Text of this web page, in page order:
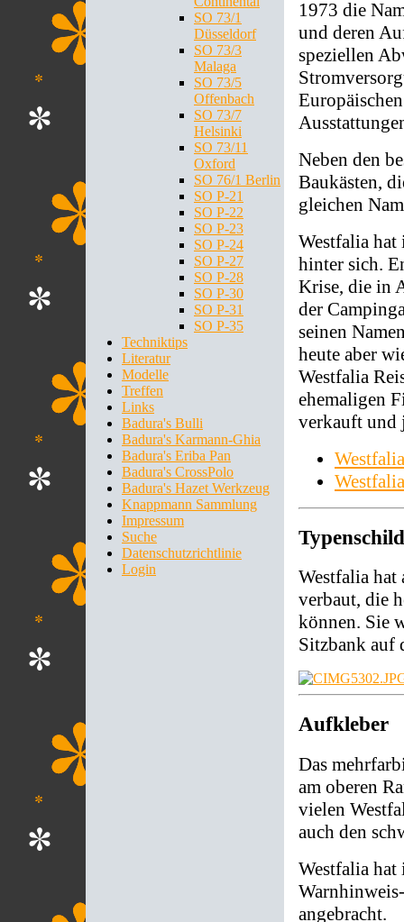
SO 73/1
Düsseldorf
SO 73/3
Malaga
SO 73/5
Offenbach
SO 73/7
Helsinki
SO 73/11
Oxford
SO 76/1 Berlin
SO P-21
SO P-22
SO P-23
SO P-24
SO P-27
SO P-28
SO P-30
SO P-31
SO P-35
Techniktips
Literatur
Modelle
Treffen
Links
Badura's Bulli
Badura's Karmann-Ghia
Badura's Eriba Pan
Badura's CrossPolo
Badura's Hazet Werkzeug
Knappmann Sammlung
Impressum
Suche
Datenschutzrichtlinie
Login
1973 die
und deren
speziellen
Neben den
Baukästen,
gleichen
Westfalia hat
hinter sich.
Krise, die in
der
seinen
heute aber
Westfalia
ehemaligen
verkauft und
Typenschild
Westfalia hat
verbaut, die
können. Sie
Sitzbank auf
Aufkleber
Das
am oberen
vielen
auch den
Westfalia hat
angebracht.